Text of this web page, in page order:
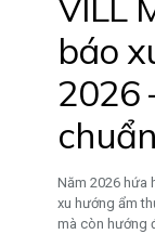
báo
2026
Năm 2026 hứa
xu hướng ẩm
mà còn hướng